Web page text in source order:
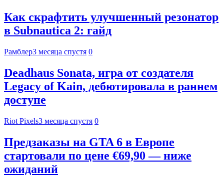
Как скрафтить улучшенный резонатор
в Subnautica 2: гайд
Рамблер3 месяца спустя 0
Deadhaus Sonata, игра от создателя
Legacy of Kain, дебютировала в раннем
доступе
Riot Pixels3 месяца спустя 0
Предзаказы на GTA 6 в Европе
стартовали по цене €69,90 — ниже
ожиданий